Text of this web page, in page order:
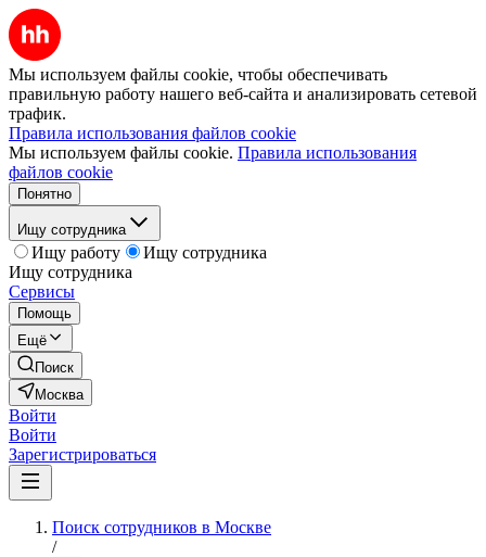
Мы используем файлы cookie, чтобы обеспечивать
правильную работу нашего веб-сайта и анализировать сетевой
трафик.
Правила использования файлов cookie
Мы используем файлы cookie. Правила использования
файлов cookie
Понятно
Ищу сотрудника
Ищу работу
Ищу сотрудника
Ищу сотрудника
Сервисы
Помощь
Ещё
Поиск
Москва
Войти
Войти
Зарегистрироваться
Поиск сотрудников в Москве
/